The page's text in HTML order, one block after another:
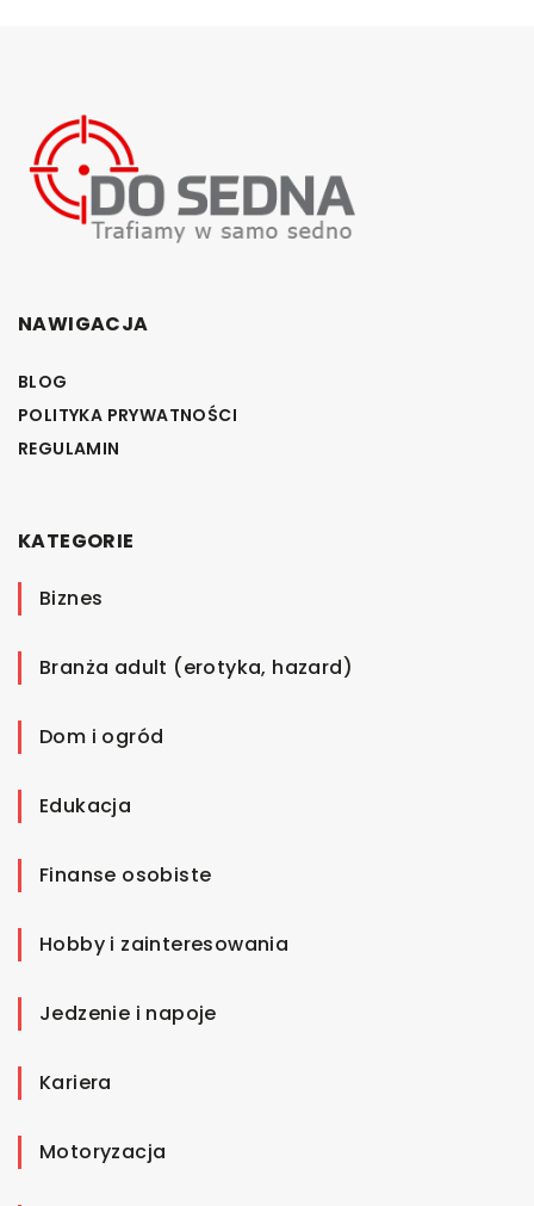
NAWIGACJA
BLOG
POLITYKA PRYWATNOŚCI
REGULAMIN
KATEGORIE
Biznes
Branża adult (erotyka, hazard)
Dom i ogród
Edukacja
Finanse osobiste
Hobby i zainteresowania
Jedzenie i napoje
Kariera
Motoryzacja